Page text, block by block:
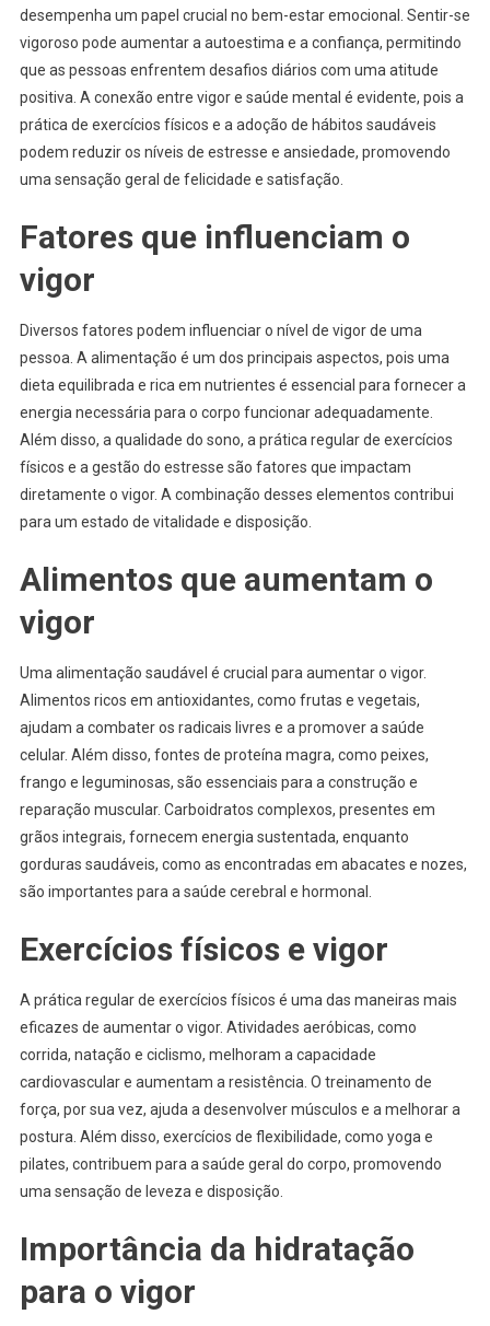
desempenha um papel crucial no bem-estar emocional. Sentir-se
vigoroso pode aumentar a autoestima e a confiança, permitindo
que as pessoas enfrentem desafios diários com uma atitude
positiva. A conexão entre vigor e saúde mental é evidente, pois a
prática de exercícios físicos e a adoção de hábitos saudáveis
podem reduzir os níveis de estresse e ansiedade, promovendo
uma sensação geral de felicidade e satisfação.
Fatores que influenciam o
vigor
Diversos fatores podem influenciar o nível de vigor de uma
pessoa. A alimentação é um dos principais aspectos, pois uma
dieta equilibrada e rica em nutrientes é essencial para fornecer a
energia necessária para o corpo funcionar adequadamente.
Além disso, a qualidade do sono, a prática regular de exercícios
físicos e a gestão do estresse são fatores que impactam
diretamente o vigor. A combinação desses elementos contribui
para um estado de vitalidade e disposição.
Alimentos que aumentam o
vigor
Uma alimentação saudável é crucial para aumentar o vigor.
Alimentos ricos em antioxidantes, como frutas e vegetais,
ajudam a combater os radicais livres e a promover a saúde
celular. Além disso, fontes de proteína magra, como peixes,
frango e leguminosas, são essenciais para a construção e
reparação muscular. Carboidratos complexos, presentes em
grãos integrais, fornecem energia sustentada, enquanto
gorduras saudáveis, como as encontradas em abacates e nozes,
são importantes para a saúde cerebral e hormonal.
Exercícios físicos e vigor
A prática regular de exercícios físicos é uma das maneiras mais
eficazes de aumentar o vigor. Atividades aeróbicas, como
corrida, natação e ciclismo, melhoram a capacidade
cardiovascular e aumentam a resistência. O treinamento de
força, por sua vez, ajuda a desenvolver músculos e a melhorar a
postura. Além disso, exercícios de flexibilidade, como yoga e
pilates, contribuem para a saúde geral do corpo, promovendo
uma sensação de leveza e disposição.
Importância da hidratação
para o vigor